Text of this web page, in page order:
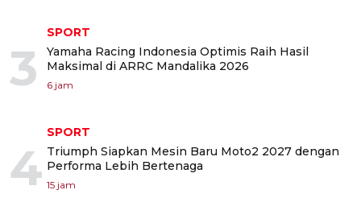
3
SPORT
Yamaha Racing Indonesia Optimis Raih Hasil
Maksimal di ARRC Mandalika 2026
6 jam
4
SPORT
Triumph Siapkan Mesin Baru Moto2 2027 dengan
Performa Lebih Bertenaga
15 jam